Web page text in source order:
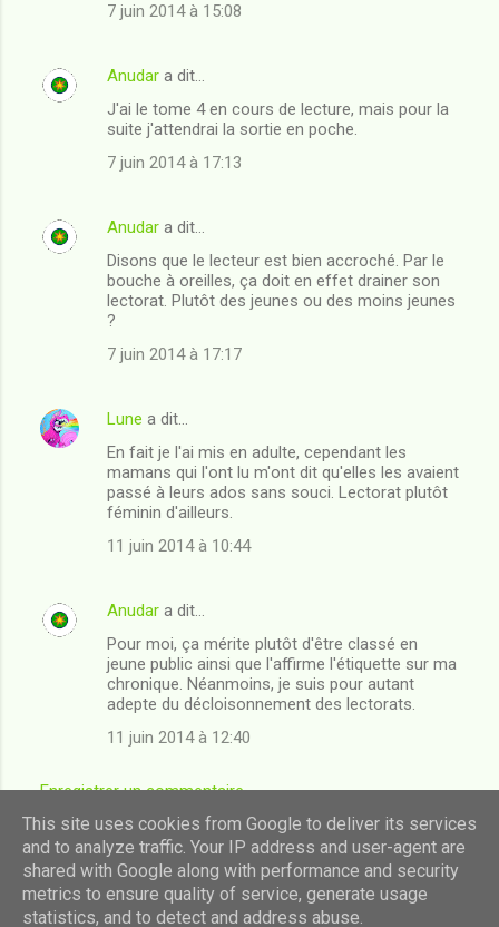
r
7 juin 2014 à 15:08
Anudar a dit…
J'ai le tome 4 en cours de lecture, mais pour la
suite j'attendrai la sortie en poche.
7 juin 2014 à 17:13
Anudar a dit…
Disons que le lecteur est bien accroché. Par le
bouche à oreilles, ça doit en effet drainer son
lectorat. Plutôt des jeunes ou des moins jeunes
?
7 juin 2014 à 17:17
Lune a dit…
En fait je l'ai mis en adulte, cependant les
mamans qui l'ont lu m'ont dit qu'elles les avaient
passé à leurs ados sans souci. Lectorat plutôt
féminin d'ailleurs.
11 juin 2014 à 10:44
Anudar a dit…
Pour moi, ça mérite plutôt d'être classé en
jeune public ainsi que l'affirme l'étiquette sur ma
chronique. Néanmoins, je suis pour autant
adepte du décloisonnement des lectorats.
11 juin 2014 à 12:40
Enregistrer un commentaire
Fourni par Blogger
This site uses cookies from Google to deliver its services
and to analyze traffic. Your IP address and user-agent are
shared with Google along with performance and security
metrics to ensure quality of service, generate usage
statistics, and to detect and address abuse.